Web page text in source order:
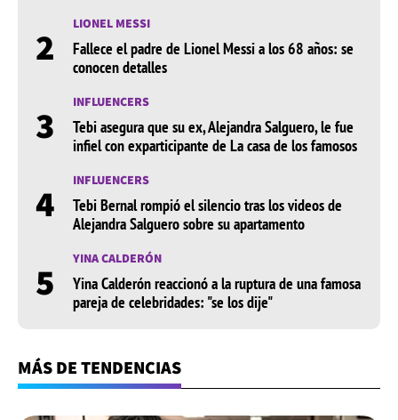
2 LIONEL MESSI
Fallece el padre de Lionel Messi a los 68 años: se
conocen detalles
3 INFLUENCERS
Tebi asegura que su ex, Alejandra Salguero, le fue
infiel con exparticipante de La casa de los famosos
4 INFLUENCERS
Tebi Bernal rompió el silencio tras los videos de
Alejandra Salguero sobre su apartamento
5 YINA CALDERÓN
Yina Calderón reaccionó a la ruptura de una famosa
pareja de celebridades: "se los dije"
MÁS DE TENDENCIAS